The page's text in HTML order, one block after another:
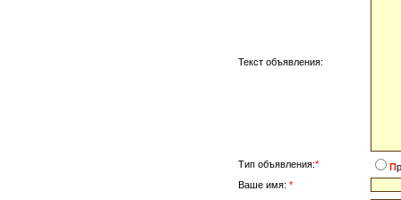
Текст объявления:
Тип объявления:* П
Ваше имя: *